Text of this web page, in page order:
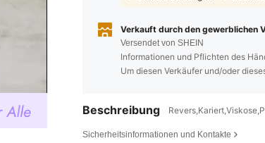
Verkauft durch den gewerblichen
Versendet von SHEIN
Informationen und Pflichten des
Beschreibung
Sicherheitsinformationen und Kontakte